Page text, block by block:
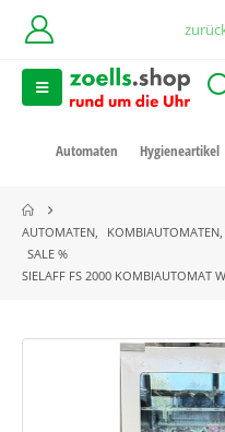
Automaten Hygieneartikel
AUTOMATEN, KOMBIAUTOMATEN,
SALE %
SIELAFF FS 2000 KOMBIAUTOMAT